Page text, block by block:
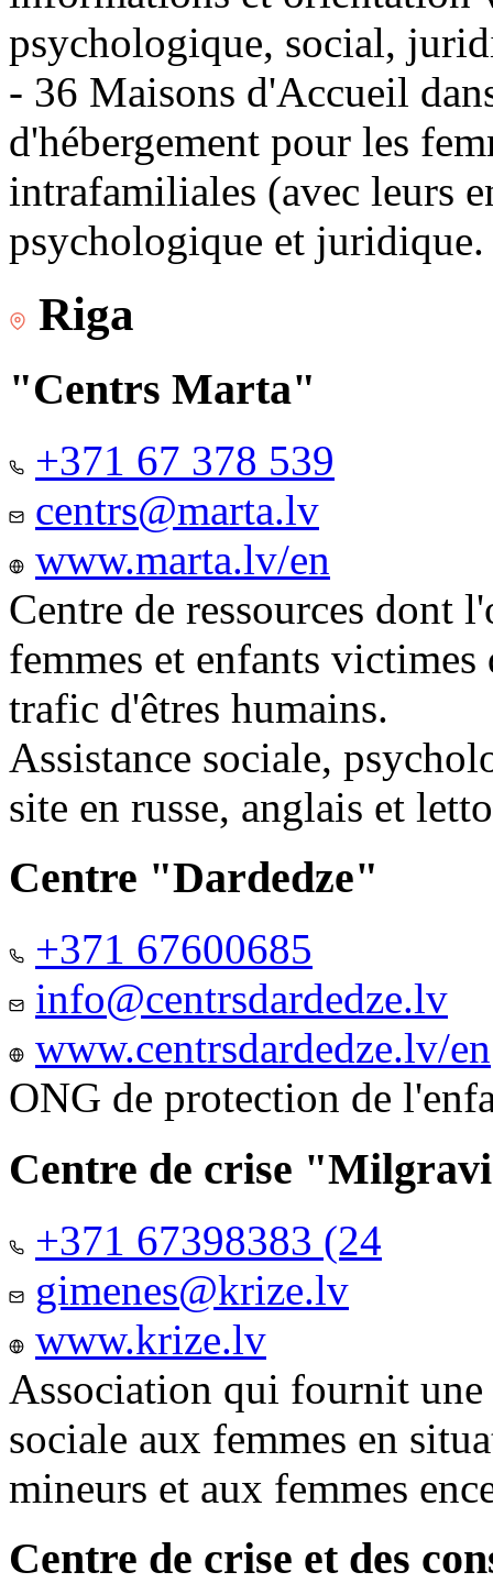
psychologique, social,
- 36 Maisons d'Accueil
d'hébergement pour les
intrafamiliales (avec leurs
psychologique et juridique.
Riga
"Centrs Marta"
+371 67 378 539
centrs@marta.lv
www.marta.lv/en
Centre de ressources dont
femmes et enfants
trafic d'êtres humains.
Assistance sociale,
site en russe, anglais et
Centre "Dardedze"
+371 67600685
info@centrsdardedze.lv
www.centrsdardedze.lv/en
ONG de protection de
Centre de crise
+371 67398383 (24
gimenes@krize.lv
www.krize.lv
Association qui fournit une
sociale aux femmes en
mineurs et aux femmes
Centre de crise et des